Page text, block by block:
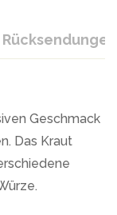
Geschmack
Das Kraut